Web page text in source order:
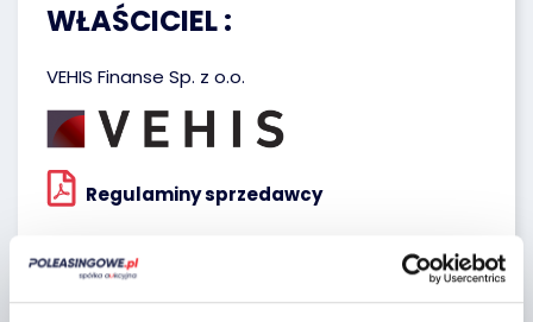
WŁAŚCICIEL :
VEHIS Finanse Sp. z o.o.
Regulaminy sprzedawcy
Lokalizacja: